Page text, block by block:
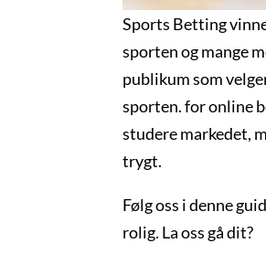
Sports Betting
sporten og mange
publikum som
sporten. for online
studere markedet,
trygt.
Følg oss i denne
rolig. La oss gå dit?